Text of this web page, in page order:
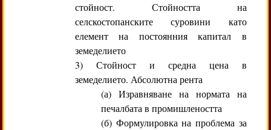
стойност. Стойността на
селскостопанските суровини като
елемент на постоянния капитал в
земеделието
3) Стойност и средна цена в
земеделието. Абсолютна рента
(а) Изравняване на нормата на
печалбата в промишлеността
(б) Формулировка на проблема за